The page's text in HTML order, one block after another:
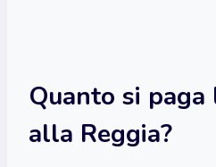
Quanto si
alla Reggia?